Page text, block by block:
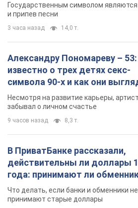
Государственным символом
и припев песни
3 часа назад 14,0 т.
Александру Пономареву –
известно о трех детях секс-
символа 90-х и как они
Несмотря на развитие карьеры,
забывал о личном счастье
9 часов назад 8,3 т.
В ПриватБанке рассказали,
действительны ли доллары
года: принимают ли
банки такие купюры
Что делать, если банки и обменники не
принимают старые доллары